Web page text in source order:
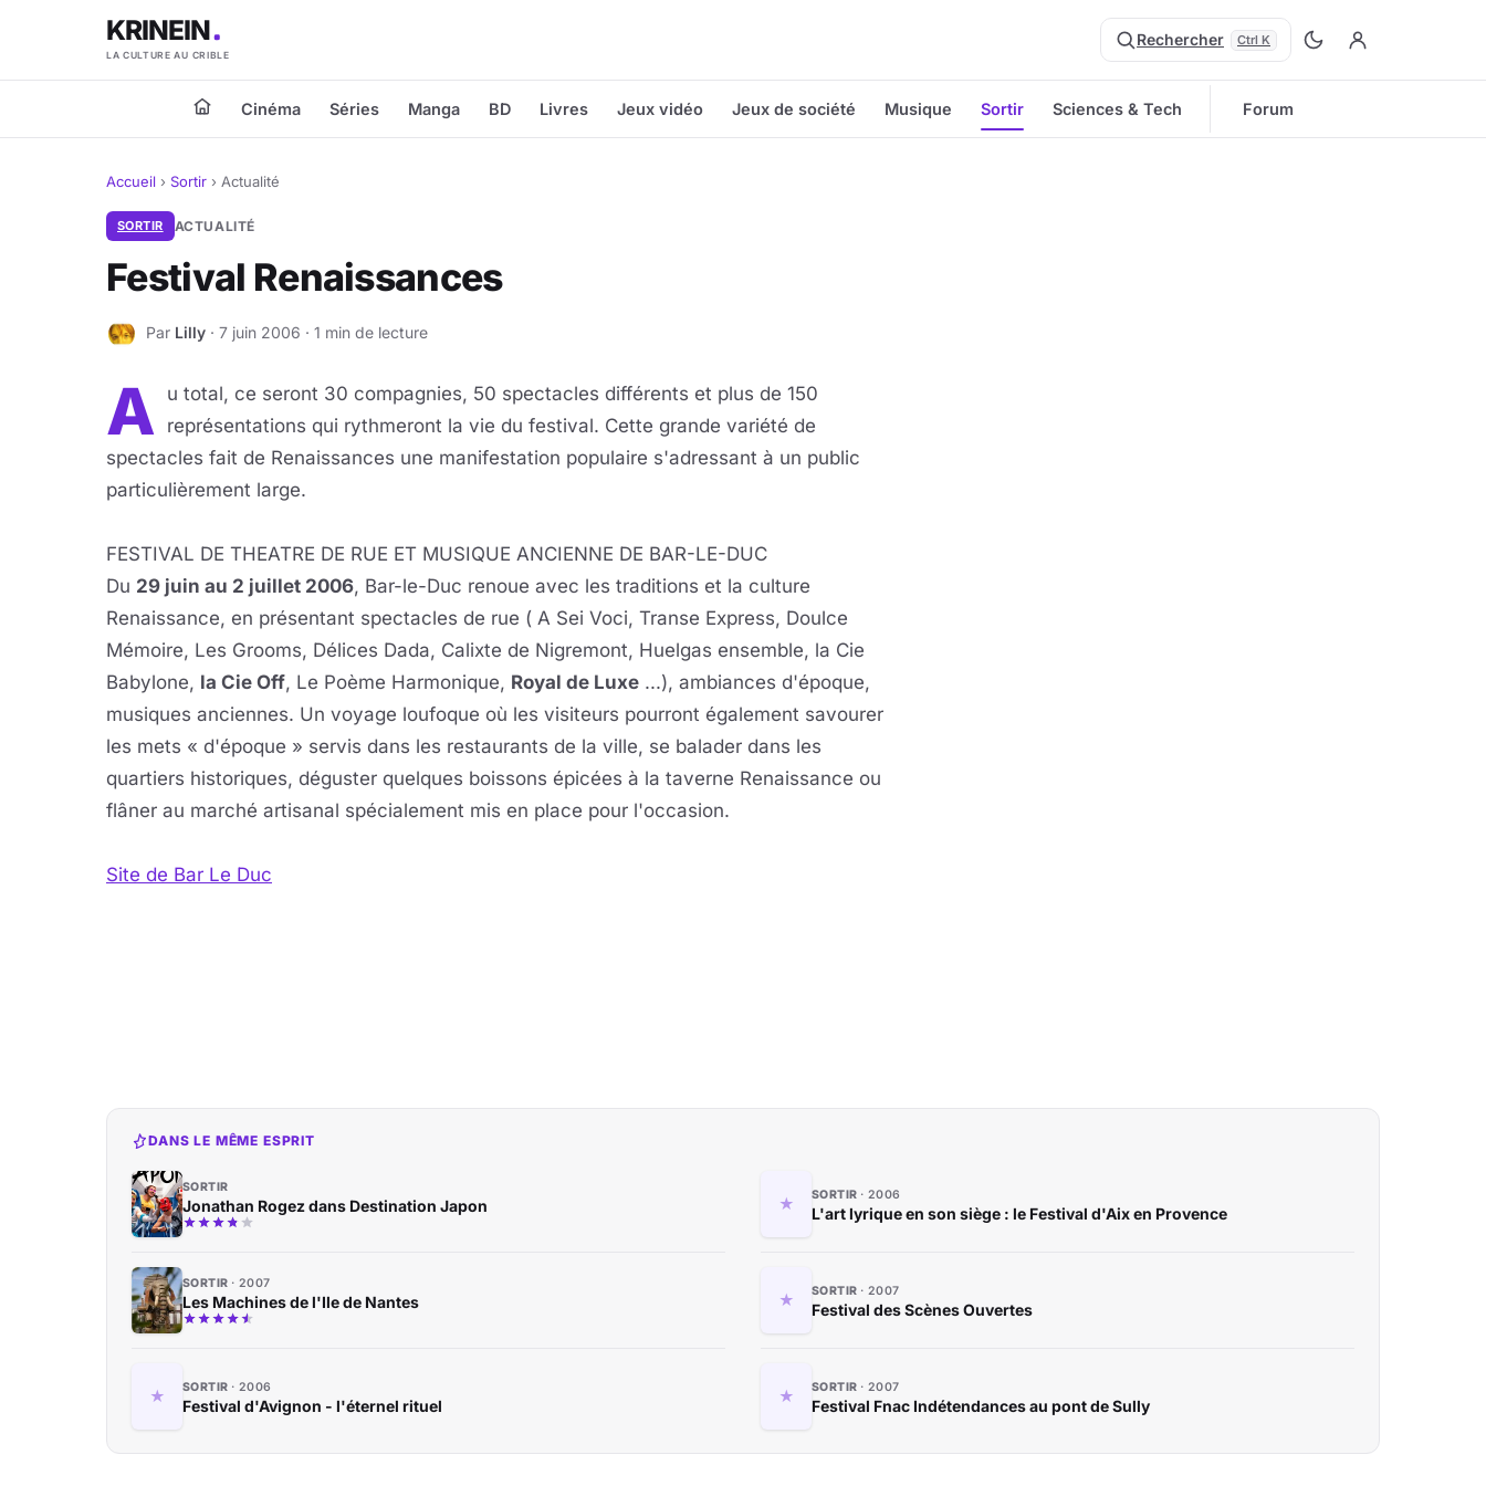
KRINEIN
LA CULTURE AU CRIBLE
Rechercher Ctrl K
Cinéma Séries Manga BD Livres Jeux vidéo Jeux de société Musique Sortir Sciences & Tech Forum
Accueil › Sortir › Actualité
SORTIR ACTUALITÉ
Festival Renaissances
L Par Lilly · 7 juin 2006 · 1 min de lecture
A u total, ce seront 30 compagnies, 50 spectacles différents et plus de 150
représentations qui rythmeront la vie du festival. Cette grande variété de
spectacles fait de Renaissances une manifestation populaire s'adressant à un public
particulièrement large.
FESTIVAL DE THEATRE DE RUE ET MUSIQUE ANCIENNE DE BAR-LE-DUC
Du 29 juin au 2 juillet 2006, Bar-le-Duc renoue avec les traditions et la culture
Renaissance, en présentant spectacles de rue ( A Sei Voci, Transe Express, Doulce
Mémoire, Les Grooms, Délices Dada, Calixte de Nigremont, Huelgas ensemble, la Cie
Babylone, la Cie Off, Le Poème Harmonique, Royal de Luxe ...), ambiances d'époque,
musiques anciennes. Un voyage loufoque où les visiteurs pourront également savourer
les mets « d'époque » servis dans les restaurants de la ville, se balader dans les
quartiers historiques, déguster quelques boissons épicées à la taverne Renaissance ou
flâner au marché artisanal spécialement mis en place pour l'occasion.
Site de Bar Le Duc
DANS LE MÊME ESPRIT
SORTIR
Jonathan Rogez dans Destination Japon
SORTIR 2006
L'art lyrique en son siège : le Festival d'Aix en Provence
SORTIR 2007
Les Machines de l'Ile de Nantes
SORTIR 2007
Festival des Scènes Ouvertes
SORTIR 2006
Festival d'Avignon - l'éternel rituel
SORTIR 2007
Festival Fnac Indétendances au pont de Sully